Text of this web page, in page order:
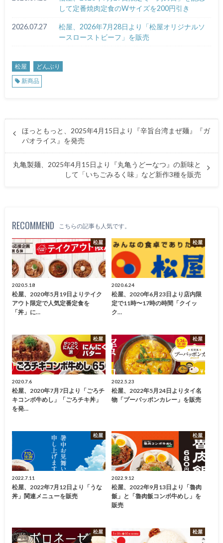
して定番焼肉定食のWサイズを200円引き
2026.07.27
松屋、2026年7月28日より「松屋オリジナルソ
ースローストビーフ」を販売
松屋
どんぶり
新商品
ほっともっと、2025年4月15日より『辛旨台湾まぜ麺』『ガ
パオライス』を発売
丸亀製麺、2025年4月15日より『丸亀うどーなつ』の新味と
して「いちごみるく味」など新作3種を販売
RECOMMEND こちらの記事も人気です。
松屋
2020.5.18
松屋、2020年5月19日よりテイク
アウト限定で人気定番定食を
「丼」に…
松屋
2020.6.24
松屋、2020年6月23日より店内限
定で11時〜17時の時間「クイッ
ク…
松屋
2020.7.6
松屋、2020年7月7日より「ごろチ
キコンボ牛めし」「ごろチキ丼」
を発…
松屋
2022.5.23
松屋、2022年5月24日よりタイ名
物「プーパッポンカレー」を販売
松屋
2022.7.11
松屋、2022年7月12日より「うな
丼」関連メニューを販売
松屋
2022.9.12
松屋、2022年9月13日より「魯肉
飯」と「魯肉飯コンボ牛めし」を
販売
松屋 松屋